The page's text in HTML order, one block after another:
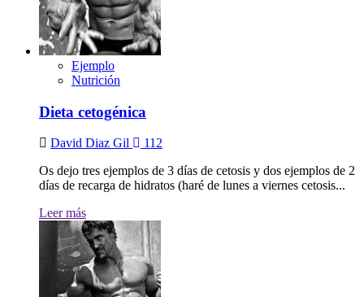
Ejemplo
Nutrición
Dieta cetogénica
David Diaz Gil
112
Os dejo tres ejemplos de 3 días de cetosis y dos ejemplos de 2
días de recarga de hidratos (haré de lunes a viernes cetosis...
Leer más